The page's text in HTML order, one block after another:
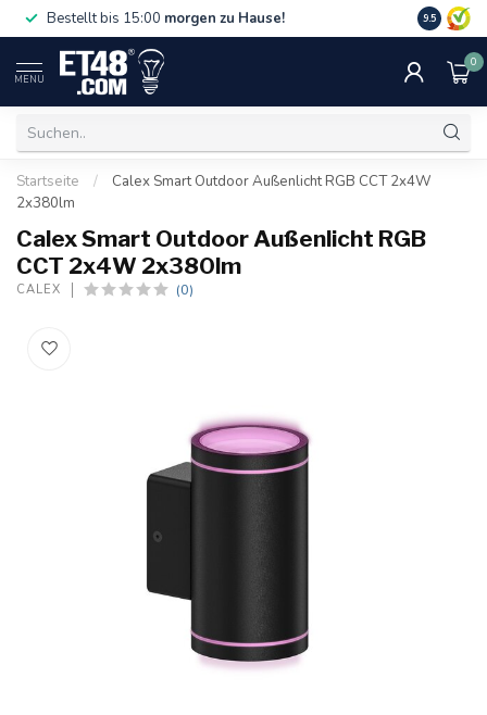
Bestellt bis 15:00 morgen zu Hause! 75 €. Nur
9.5
MENU
0
Startseite /
Calex Smart Outdoor Außenlicht RGB CCT 2x4W
2x380lm
Calex Smart Outdoor Außenlicht RGB
CCT 2x4W 2x380lm
CALEX (0)